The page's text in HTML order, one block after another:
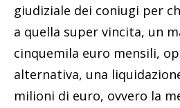
giudiziale dei coniugi per
a quella super vincita, un
cinquemila euro mensili,
alternativa, una
milioni di euro, ovvero la